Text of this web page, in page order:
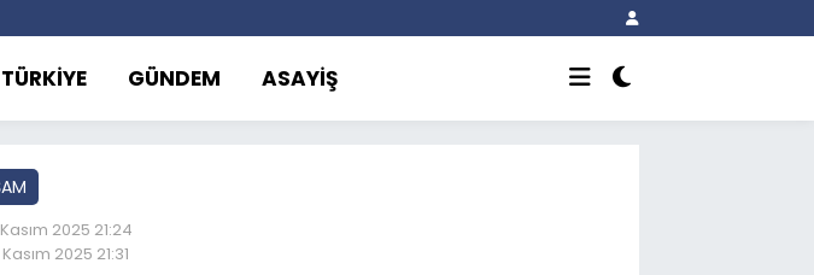
TÜRKİYE GÜNDEM ASAYİŞ
2025 21:24
2025 21:31